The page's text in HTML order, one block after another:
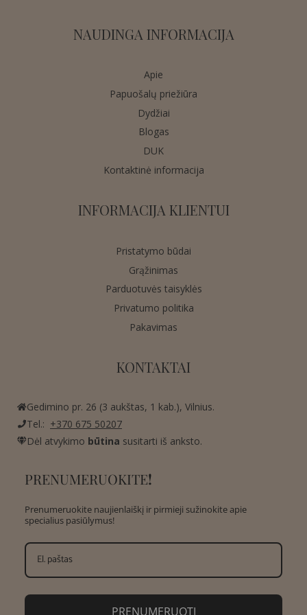
NAUDINGA INFORMACIJA
Apie
Papuošalų priežiūra
Dydžiai
Blogas
DUK
Kontaktinė informacija
INFORMACIJA KLIENTUI
Pristatymo būdai
Grąžinimas
Parduotuvės taisyklės
Privatumo politika
Pakavimas
KONTAKTAI
Gedimino pr. 26 (3 aukštas, 1 kab.), Vilnius.
Tel.: +370 675 50207
Dėl atvykimo būtina susitarti iš anksto.
PRENUMERUOKITE!
Prenumeruokite naujienlaiškį ir pirmieji sužinokite apie
specialius pasiūlymus!
PRENUMERUOTI